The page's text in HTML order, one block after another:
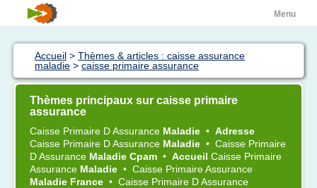
Menu
Accueil > Thèmes & articles : caisse assurance
maladie > caisse primaire assurance
Thèmes principaux sur caisse primaire
assurance
Caisse Primaire DAssurance Maladie • Adresse
Caisse Primaire DAssurance Maladie • Caisse Primaire
DAssurance Maladie Cpam • Accueil Caisse Primaire
Assurance Maladie • Caisse Primaire Assurance
Maladie France • Caisse Primaire DAssurance